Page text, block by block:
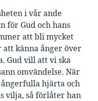
i vår ande
för Gud och hans
att bli mycket
känna ånger över
Gud vill att vi ska
omvändelse. När
hjärta och
vilja, så förlåter han